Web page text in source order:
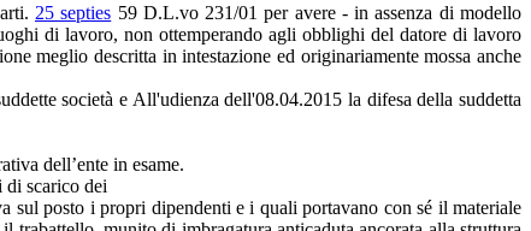
25 septies 59 D.L.vo 231/01 per avere - in assenza di modello
di lavoro, non ottemperando agli obblighi del datore di lavoro
meglio descritta in intestazione ed originariamente mossa anche
società e All'udienza dell'08.04.2015 la difesa della suddetta
dell’ente in esame.
scarico dei
sul posto i propri dipendenti e i quali portavano con sé il materiale